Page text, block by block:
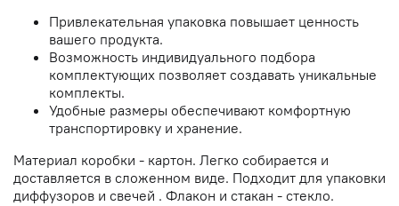
Привлекательная упаковка повышает ценность
вашего продукта.
Возможность индивидуального подбора
комплектующих позволяет создавать уникальные
комплекты.
Удобные размеры обеспечивают комфортную
транспортировку и хранение.
Материал коробки - картон. Легко собирается и
доставляется в сложенном виде. Подходит для упаковки
диффузоров и свечей . Флакон и стакан - стекло.